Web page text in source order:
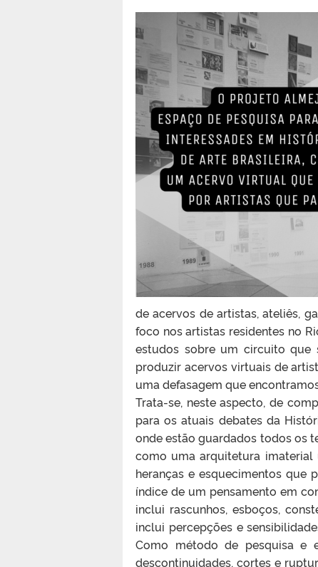
de acervos de artistas, ateliês,
foco nos artistas residentes no
estudos sobre um circuito que
produzir acervos virtuais de
uma defasagem que
Trata-se, neste aspecto, de
para os atuais debates da
onde estão guardados todos os
como uma arquitetura imaterial
heranças e esquecimentos que
índice de um pensamento em
inclui rascunhos, esboços,
inclui percepções e
Como método de pesquisa e
descontinuidades, cortes e